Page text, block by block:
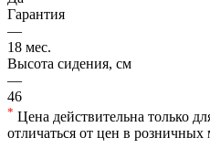
Гарантия
—
18 мес.
Высота сидения, см
—
46
* Цена действительна только
отличаться от цен в розничных